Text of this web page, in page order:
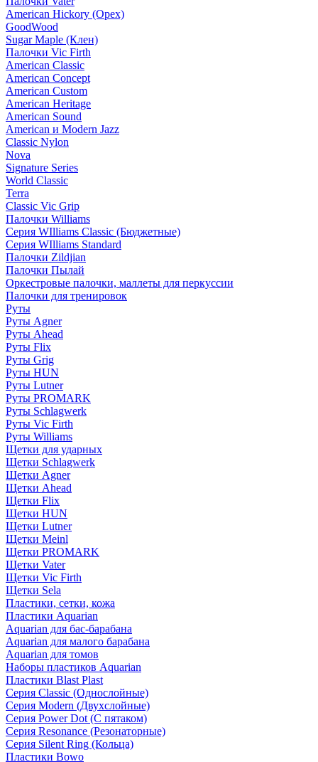
American Hickory (Орех)
GoodWood
Sugar Maple (Клен)
Палочки Vic Firth
American Classic
American Concept
American Custom
American Heritage
American Sound
American и Modern Jazz
Classic Nylon
Nova
Signature Series
World Classic
Terra
Classic Vic Grip
Палочки Williams
Серия WIlliams Classic (Бюджетные)
Серия WIlliams Standard
Палочки Zildjian
Палочки Пылай
Оркестровые палочки, маллеты для перкуссии
Палочки для тренировок
Руты
Руты Agner
Руты Ahead
Руты Flix
Руты Grig
Руты HUN
Руты Lutner
Руты PROMARK
Руты Schlagwerk
Руты Vic Firth
Руты Williams
Щетки для ударных
Щетки Schlagwerk
Щетки Agner
Щетки Ahead
Щетки Flix
Щетки HUN
Щетки Lutner
Щетки Meinl
Щетки PROMARK
Щетки Vater
Щетки Vic Firth
Щетки Sela
Пластики, сетки, кожа
Пластики Aquarian
Aquarian для бас-барабана
Aquarian для малого барабана
Aquarian для томов
Наборы пластиков Aquarian
Пластики Blast Plast
Серия Classic (Однослойные)
Серия Modern (Двухслойные)
Серия Power Dot (С пятаком)
Серия Resonance (Резонаторные)
Серия Silent Ring (Кольца)
Пластики Bowo